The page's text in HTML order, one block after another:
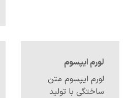
لورم ایپسوم
لورم ایپسوم متن
ساختگی با تولید